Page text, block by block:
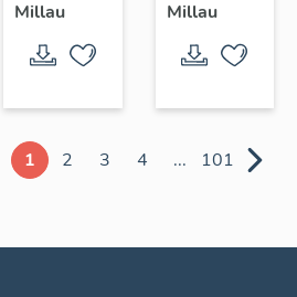
Millau
Millau
1 2 3 4 ... 101